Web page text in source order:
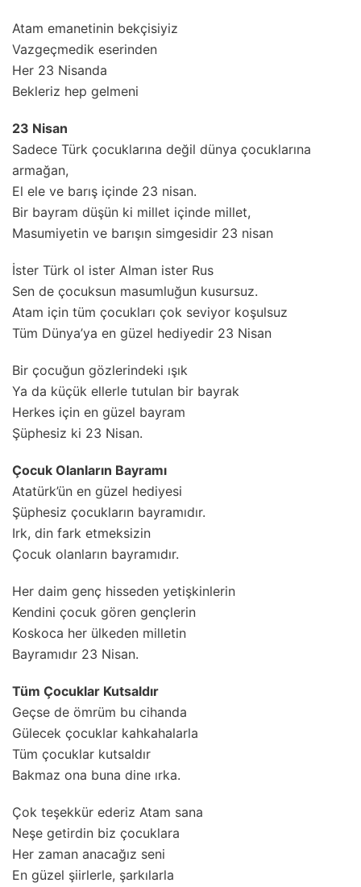
Atam emanetinin bekçisiyiz
Vazgeçmedik eserinden
Her 23 Nisanda
Bekleriz hep gelmeni
23 Nisan
Sadece Türk çocuklarına değil dünya çocuklarına
armağan,
El ele ve barış içinde 23 nisan.
Bir bayram düşün ki millet içinde millet,
Masumiyetin ve barışın simgesidir 23 nisan
İster Türk ol ister Alman ister Rus
Sen de çocuksun masumluğun kusursuz.
Atam için tüm çocukları çok seviyor koşulsuz
Tüm Dünya’ya en güzel hediyedir 23 Nisan
Bir çocuğun gözlerindeki ışık
Ya da küçük ellerle tutulan bir bayrak
Herkes için en güzel bayram
Şüphesiz ki 23 Nisan.
Çocuk Olanların Bayramı
Atatürk’ün en güzel hediyesi
Şüphesiz çocukların bayramıdır.
Irk, din fark etmeksizin
Çocuk olanların bayramıdır.
Her daim genç hisseden yetişkinlerin
Kendini çocuk gören gençlerin
Koskoca her ülkeden milletin
Bayramıdır 23 Nisan.
Tüm Çocuklar Kutsaldır
Geçse de ömrüm bu cihanda
Gülecek çocuklar kahkahalarla
Tüm çocuklar kutsaldır
Bakmaz ona buna dine ırka.
Çok teşekkür ederiz Atam sana
Neşe getirdin biz çocuklara
Her zaman anacağız seni
En güzel şiirlerle, şarkılarla